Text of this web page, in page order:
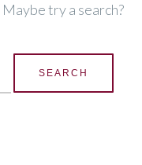
try a search?